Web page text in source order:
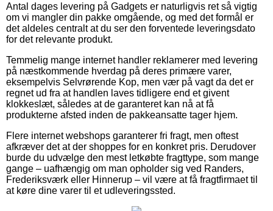
Antal dages levering på Gadgets er naturligvis ret så vigtig
om vi mangler din pakke omgående, og med det formål er
det aldeles centralt at du ser den forventede leveringsdato
for det relevante produkt.
Temmelig mange internet handler reklamerer med levering
på næstkommende hverdag på deres primære varer,
eksempelvis Selvrørende Kop, men vær på vagt da det er
regnet ud fra at handlen laves tidligere end et givent
klokkeslæt, således at de garanteret kan nå at få
produkterne afsted inden de pakkeansatte tager hjem.
Flere internet webshops garanterer fri fragt, men oftest
afkræver det at der shoppes for en konkret pris. Derudover
burde du udvælge den mest letkøbte fragttype, som mange
gange – uafhængig om man opholder sig ved Randers,
Frederiksværk eller Hinnerup – vil være at få fragtfirmaet til
at køre dine varer til et udleveringssted.